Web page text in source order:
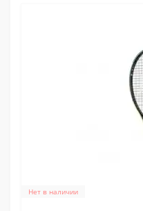
Нет в наличии